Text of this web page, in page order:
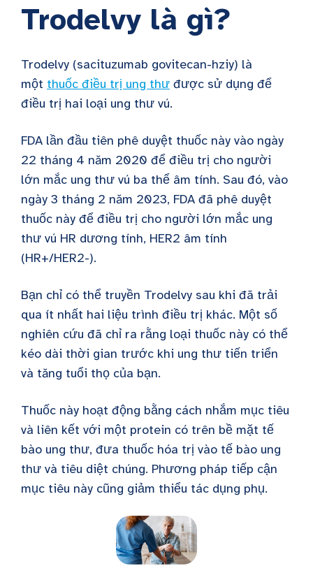
Trodelvy là gì?
Trodelvy (sacituzumab govitecan-hziy) là
một thuốc điều trị ung thư được sử dụng để
điều trị hai loại ung thư vú.
FDA lần đầu tiên phê duyệt thuốc này vào ngày
22 tháng 4 năm 2020 để điều trị cho người
lớn mắc ung thư vú ba thể âm tính. Sau đó, vào
ngày 3 tháng 2 năm 2023, FDA đã phê duyệt
thuốc này để điều trị cho người lớn mắc ung
thư vú HR dương tính, HER2 âm tính
(HR+/HER2-).
Bạn chỉ có thể truyền Trodelvy sau khi đã trải
qua ít nhất hai liệu trình điều trị khác. Một số
nghiên cứu đã chỉ ra rằng loại thuốc này có thể
kéo dài thời gian trước khi ung thư tiến triển
và tăng tuổi thọ của bạn.
Thuốc này hoạt động bằng cách nhắm mục tiêu
và liên kết với một protein có trên bề mặt tế
bào ung thư, đưa thuốc hóa trị vào tế bào ung
thư và tiêu diệt chúng. Phương pháp tiếp cận
mục tiêu này cũng giảm thiểu tác dụng phụ.